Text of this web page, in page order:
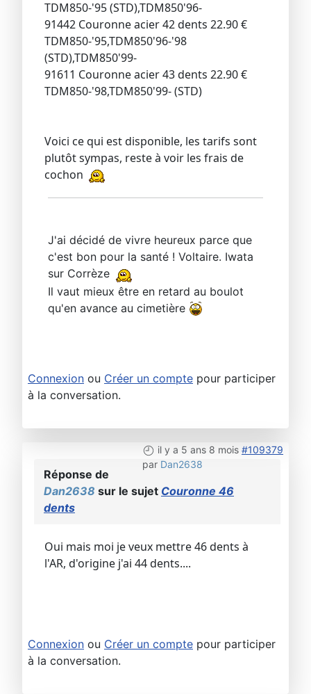
TDM850-'95 (STD),TDM850'96-
91442 Couronne acier 42 dents 22.90 €
TDM850-'95,TDM850'96-'98
(STD),TDM850'99-
91611 Couronne acier 43 dents 22.90 €
TDM850-'98,TDM850'99- (STD)
Voici ce qui est disponible, les tarifs sont
plutôt sympas, reste à voir les frais de
cochon
J'ai décidé de vivre heureux parce que
c'est bon pour la santé ! Voltaire. Iwata
sur Corrèze
Il vaut mieux être en retard au boulot
qu'en avance au cimetière
Connexion ou Créer un compte pour participer
à la conversation.
il y a 5 ans 8 mois #109379
par Dan2638
Réponse de
Dan2638 sur le sujet Couronne 46
dents
Oui mais moi je veux mettre 46 dents à
l'AR, d'origine j'ai 44 dents....
Connexion ou Créer un compte pour participer
à la conversation.